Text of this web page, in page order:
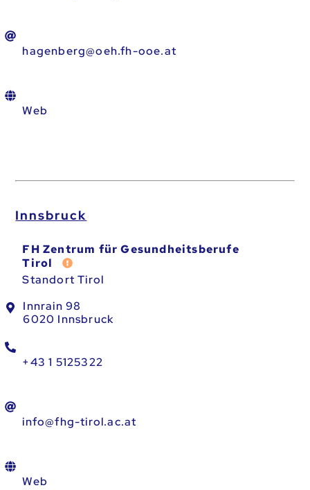
hagenberg@oeh.fh-ooe.at
Web
Innsbruck
FH Zentrum für Gesundheitsberufe
Tirol
Fehler melden
Standort Tirol
Innrain 98
6020 Innsbruck
+43 1 5125322
info@fhg-tirol.ac.at
Web